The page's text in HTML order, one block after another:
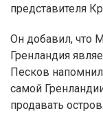
представителя
Он добавил, что
Гренландия
Песков
самой
продавать